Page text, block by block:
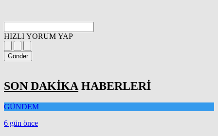
HIZLI YORUM YAP
Gönder
SON DAKİKA HABERLERİ
GÜNDEM
6 gün önce